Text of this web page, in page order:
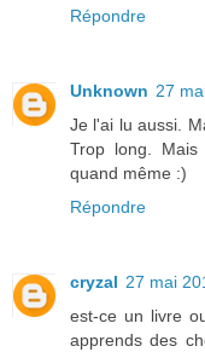
Répondre
Unknown 27
Je l'ai lu aussi.
Trop long.
quand même :)
Répondre
cryzal 27 mai
est-ce un livre
apprends des